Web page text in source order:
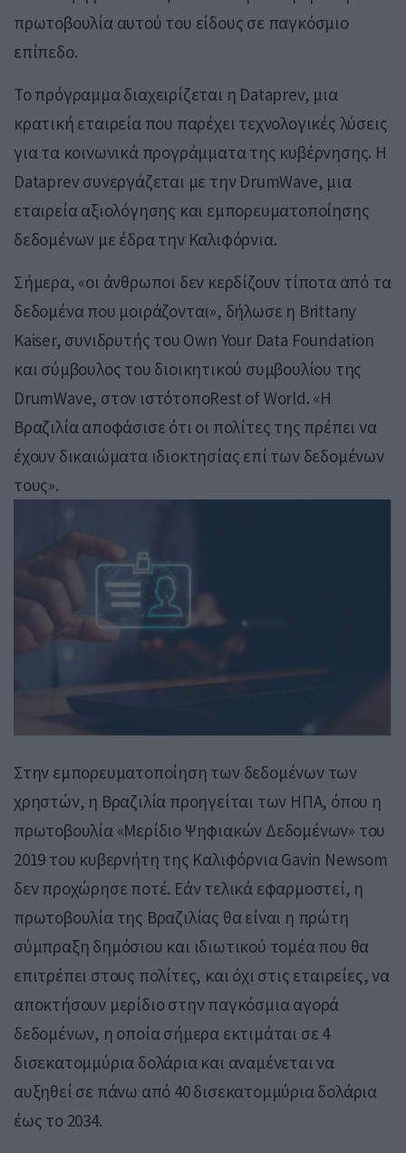
πρωτοβουλία αυτού του είδους σε παγκόσμιο
επίπεδο.
Το πρόγραμμα διαχειρίζεται η Dataprev, μια
κρατική εταιρεία που παρέχει τεχνολογικές λύσεις
για τα κοινωνικά προγράμματα της κυβέρνησης. Η
Dataprev συνεργάζεται με την DrumWave, μια
εταιρεία αξιολόγησης και εμπορευματοποίησης
δεδομένων με έδρα την Καλιφόρνια.
Σήμερα, «οι άνθρωποι δεν κερδίζουν τίποτα από τα
δεδομένα που μοιράζονται», δήλωσε η Brittany
Kaiser, συνιδρυτής του Own Your Data Foundation
και σύμβουλος του διοικητικού συμβουλίου της
DrumWave, στον ιστότοποRest of World. «Η
Βραζιλία αποφάσισε ότι οι πολίτες της πρέπει να
έχουν δικαιώματα ιδιοκτησίας επί των δεδομένων
τους».
Στην εμπορευματοποίηση των δεδομένων των
χρηστών, η Βραζιλία προηγείται των ΗΠΑ, όπου η
πρωτοβουλία «Μερίδιο Ψηφιακών Δεδομένων» του
2019 του κυβερνήτη της Καλιφόρνια Gavin Newsom
δεν προχώρησε ποτέ. Εάν τελικά εφαρμοστεί, η
πρωτοβουλία της Βραζιλίας θα είναι η πρώτη
σύμπραξη δημόσιου και ιδιωτικού τομέα που θα
επιτρέπει στους πολίτες, και όχι στις εταιρείες, να
αποκτήσουν μερίδιο στην παγκόσμια αγορά
δεδομένων, η οποία σήμερα εκτιμάται σε 4
δισεκατομμύρια δολάρια και αναμένεται να
αυξηθεί σε πάνω από 40 δισεκατομμύρια δολάρια
έως το 2034.